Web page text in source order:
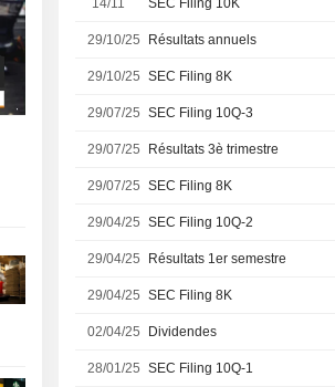
14/11 SEC Filing 10K
29/10/25 Résultats annuels
29/10/25 SEC Filing 8K
29/07/25 SEC Filing 10Q-3
29/07/25 Résultats 3è trimestre
29/07/25 SEC Filing 8K
29/04/25 SEC Filing 10Q-2
29/04/25 Résultats 1er semestre
29/04/25 SEC Filing 8K
02/04/25 Dividendes
28/01/25 SEC Filing 10Q-1